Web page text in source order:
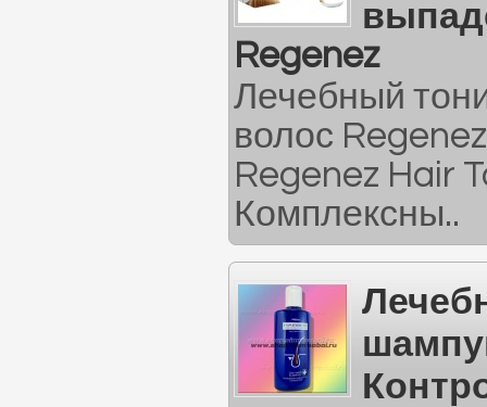
Regenez
Лечебный
волос
Regenez Hair
Комплексны..